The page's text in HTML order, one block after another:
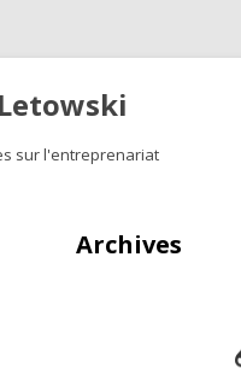
sur l'entreprenariat
Archives